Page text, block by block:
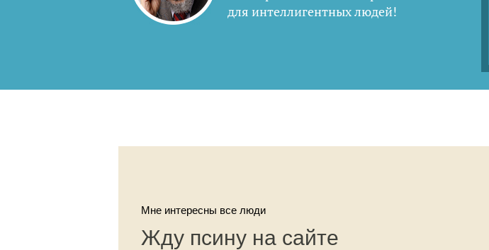
для интеллигентных людей!
Мне интересны все люди
Жду псину на сайте